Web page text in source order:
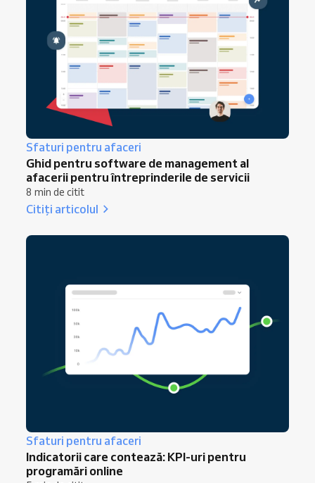
Sfaturi pentru afaceri
Ghid pentru software de management al
afacerii pentru întreprinderile de servicii
8 min de citit
Citiți articolul
Sfaturi pentru afaceri
Indicatorii care contează: KPI-uri pentru
programări online